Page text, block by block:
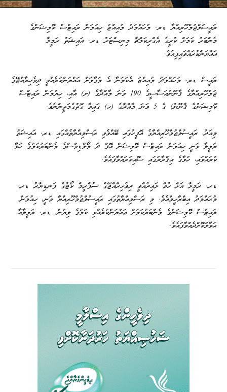
ރައީސުލްޖުމްހޫރިއްޔާ ޑރ. މުހައްމަދު މުއިއްޒު ހިއުމަން ރައިޓްސް ކޮމިޝަންގެ
މެންބަރު ކަމަށް ކުރީގެ އެގްރިކަލްޗާ މިނިސްޓަރު ޑރ. އައިޝަތު ރަމީލާ
އައްޔަންކުރައްވައިފިއެވެ.
ރައީސް ޑރ. މުހައްމަދު މުއިއްޒު އެކަމަނާ އެ މަގާމަށް އައްޔަންކުރެއްވީ ދިވެހިރާއްޖޭގެ
ޖުމްހޫރިއްޔާގެ ޤާނޫނުއަސާސީގެ 190 ވަނަ މާއްދާގެ (ށ) އާއި، ހިޔުމަން ރައިޓްސް
ކޮމިޝަނުގެ ޤާނޫނު) ގެ 5 ވަނަ މާއްދާގެ (ހ) ގައިވާ ގޮތުގެމަތީންނެވެ.
މިއަދު، ރައީސުލްޖުމްހޫރިއްޔާގެ އޮފީހުގައި ބޭއްވެވި ރަސްމިއްޔާތެއްގައި ޑރ. އައިޝަތު
ރަމީލާ ވަނީ ހިއުމަން ރައިޓްސް ކޮމިޝަން އޮފް ދަ މޯލްޑިވްސްގެ މެންބަރުކަމުގެ ހުވާ
ކުރައްވައި، ހުވާގެ އިޤްރާރުގައި ސޮއިކުރައްވާފައެވެ.
ޑރ. ރަމީލާ އަށް ހުވާ ލައިދެއްވީ ދިވެހިރާއްޖޭގެ ސުޕްރީމް ކޯޓުގެ ފަނޑިޔާރު ޑރ.
މުޙައްމަދު އިބްރާހީމްއެވެ. މި ރަސްމިއްޔާތުގައި ރައީސުލްޖުމްހޫރިއްޔާ ވަނީ، ހިއުމަން
ރައިޓްސް ކޮމިޝަންގެ މެންބަރުކަމަށް ޢައްޔަންކުރެއްވި ކަމުގެ ލިޔުން، ޑރ. ރަމީލާއާ
ޙަވާލުކޮށްދެއްވާފައެވެ.